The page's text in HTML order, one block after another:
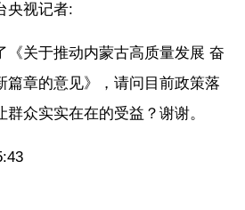
央视记者:
《关于推动内蒙古高质量发展 奋
篇章的意见》，请问目前政策落
众实实在在的受益？谢谢。